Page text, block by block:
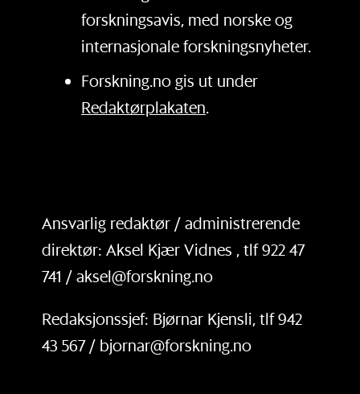
forskningsavis, med norske og
internasjonale forskningsnyheter.
Forskning.no gis ut under
Redaktørplakaten.
Ansvarlig redaktør / administrerende
direktør: Aksel Kjær Vidnes , tlf 922 47
741 / aksel@forskning.no
Redaksjonssjef: Bjørnar Kjensli, tlf 942
43 567 / bjornar@forskning.no